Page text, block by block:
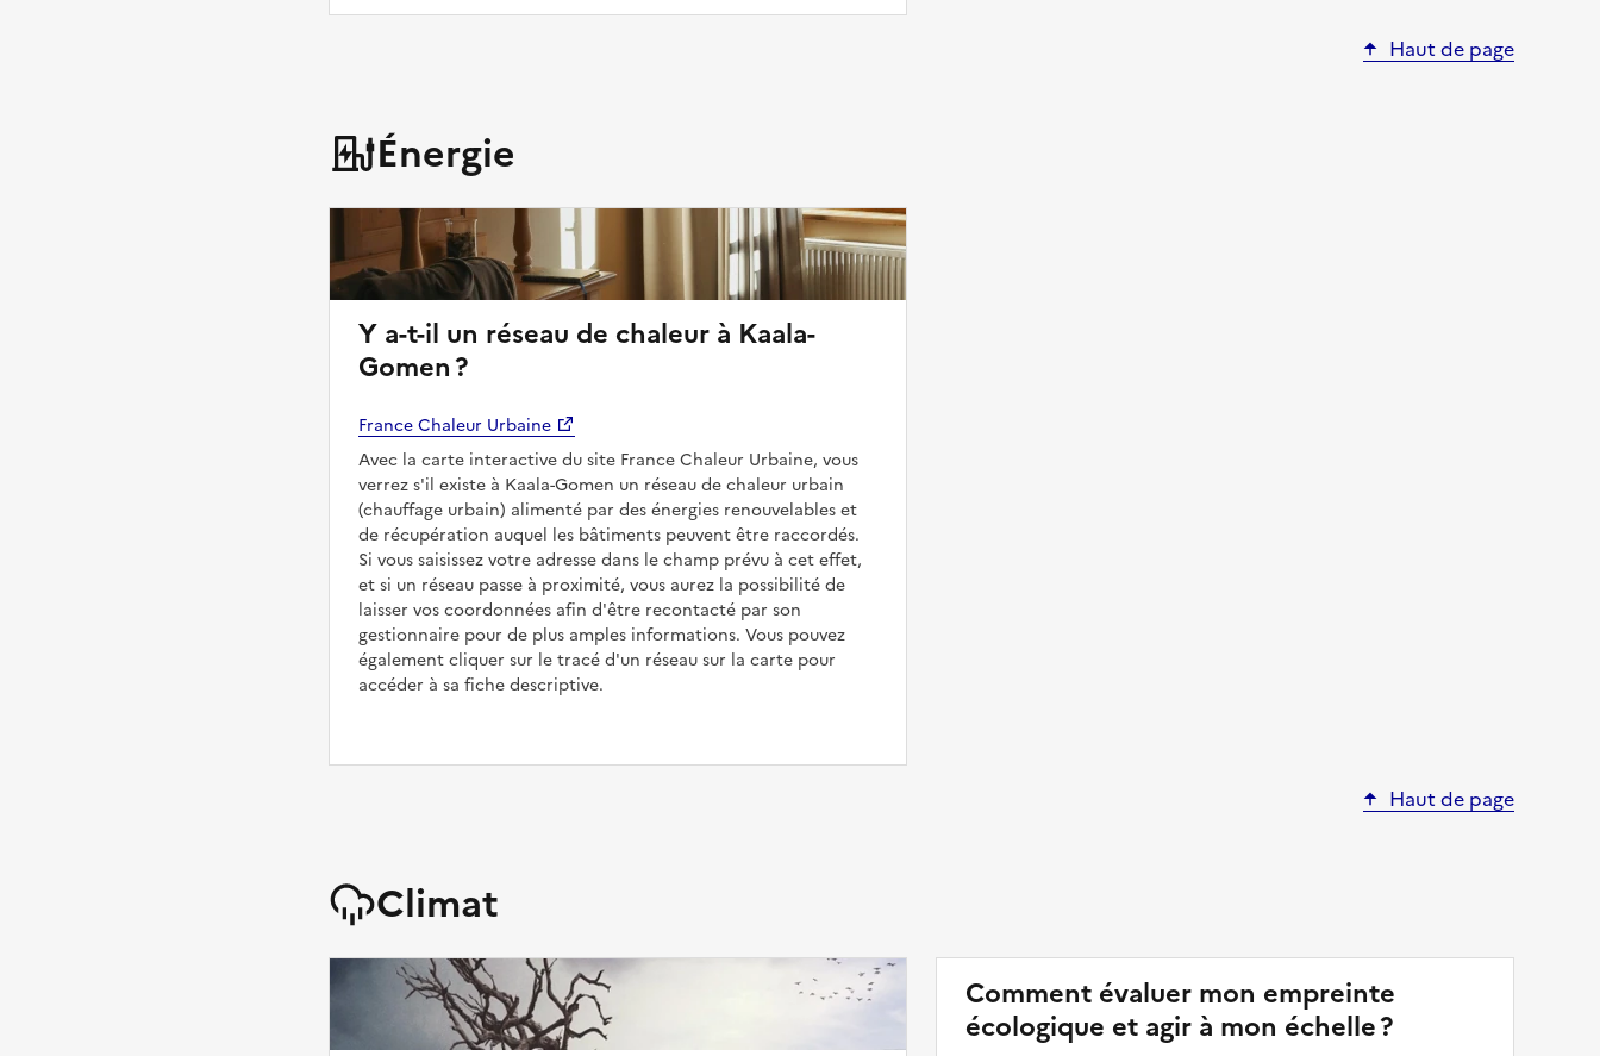
Haut de page
Énergie
Y a-t-il un réseau de chaleur à Kaala-
Gomen ?
France Chaleur Urbaine
Avec la carte interactive du site France Chaleur Urbaine, vous
verrez s'il existe à Kaala-Gomen un réseau de chaleur urbain
(chauffage urbain) alimenté par des énergies renouvelables et
de récupération auquel les bâtiments peuvent être raccordés.
Si vous saisissez votre adresse dans le champ prévu à cet effet,
et si un réseau passe à proximité, vous aurez la possibilité de
laisser vos coordonnées afin d'être recontacté par son
gestionnaire pour de plus amples informations. Vous pouvez
également cliquer sur le tracé d'un réseau sur la carte pour
accéder à sa fiche descriptive.
Haut de page
Climat
Comment évaluer mon empreinte
écologique et agir à mon échelle ?